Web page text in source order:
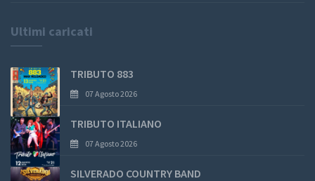
Ultimi caricati
TRIBUTO 883
07 Agosto 2026
TRIBUTO ITALIANO
07 Agosto 2026
SILVERADO COUNTRY BAND